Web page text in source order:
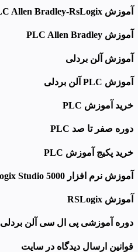
آموزش PLC Allen Bradley-RsLogix
آموزش PLC Allen Bradley
آموزش آلن بردلی
آموزش PLC آلن بردلی
خرید آموزش PLC
دوره صفر تا صد PLC
خرید پکیج آموزش PLC
آموزش نرم افزار RSLogix Studio 5000
آموزش RSLogix
دوره آموزشی پی ال سی آلن بردلی
قوانین ارسال دیدگاه در سایت